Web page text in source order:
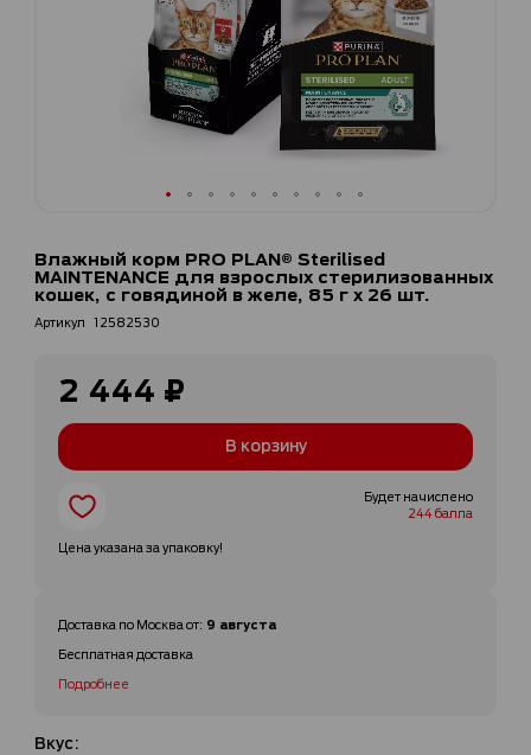
началу
галереи
изображений
Влажный корм PRO PLAN® Sterilised
MAINTENANCE для взрослых стерилизованных
кошек, с говядиной в желе, 85 г x 26 шт.
Артикул 12582530
2 444 ₽
В корзину
Будет начислено
244 балла
Цена указана за упаковку!
Доставка по Москваот: 9 августа
Бесплатная доставка
Подробнее
Вкус: